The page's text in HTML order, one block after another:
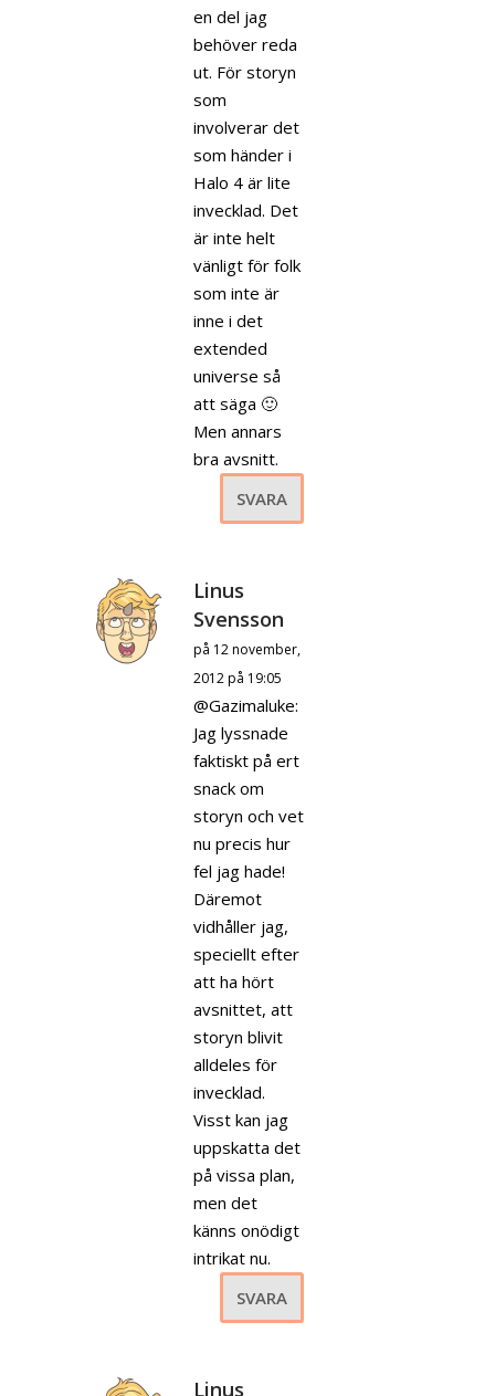
en del jag
behöver reda
ut. För storyn
som
involverar det
som händer i
Halo 4 är lite
invecklad. Det
är inte helt
vänligt för folk
som inte är
inne i det
extended
universe så
att säga 🙂
Men annars
bra avsnitt.
SVARA
Linus
Svensson
på 12 november,
2012 på 19:05
@Gazimaluke:
Jag lyssnade
faktiskt på ert
snack om
storyn och vet
nu precis hur
fel jag hade!
Däremot
vidhåller jag,
speciellt efter
att ha hört
avsnittet, att
storyn blivit
alldeles för
invecklad.
Visst kan jag
uppskatta det
på vissa plan,
men det
känns onödigt
intrikat nu.
SVARA
Linus